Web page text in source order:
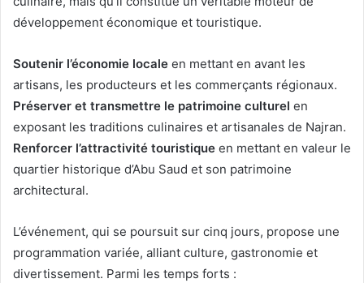
développement économique et touristique.
Soutenir l’économie locale en mettant en avant les
artisans, les producteurs et les commerçants régionaux.
Préserver et transmettre le patrimoine culturel en
exposant les traditions culinaires et artisanales de Najran.
Renforcer l’attractivité touristique en mettant en valeur le
quartier historique d’Abu Saud et son patrimoine
architectural.
L’événement, qui se poursuit sur cinq jours, propose une
programmation variée, alliant culture, gastronomie et
divertissement. Parmi les temps forts :